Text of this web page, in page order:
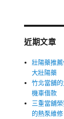
字:
近期文章
壯陽藥推
大壯陽藥
竹北當舖
機車借款
三重當舖
的熱泵維修